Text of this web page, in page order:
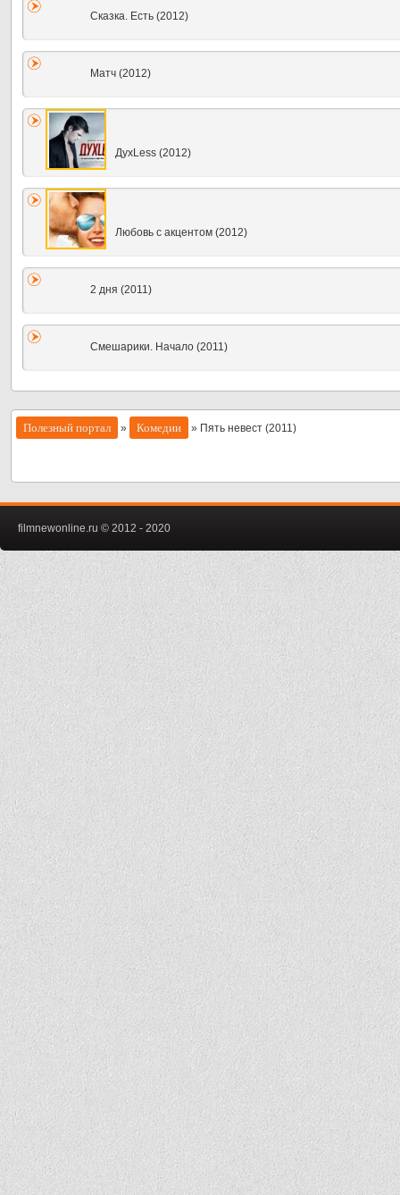
Сказка. Есть (2012)
Матч (2012)
ДухLess (2012)
Любовь с акцентом (2012)
2 дня (2011)
Смешарики. Начало (2011)
Полезный портал » Комедии » Пять невест (2011)
filmnewonline.ru © 2012 - 2020